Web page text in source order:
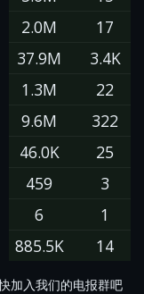
2.0M
17
37.9M
3.4K
1.3M
22
9.6M
322
46.0K
25
459
3
6
1
885.5K 14
加入我们的电报群吧